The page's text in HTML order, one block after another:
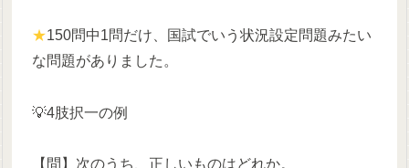
★150問中1問だけ、国試でいう状況設定問題みたい
な問題がありました。
💡4肢択一の例
【問】次のうち、正しいものはどれか。